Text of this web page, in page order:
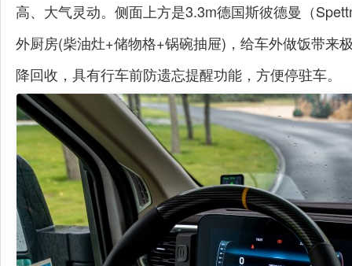
高、 大气灵动。侧面上方是3.3m德国斯彼德曼（
外厨房(柴油灶+储物格+锅碗抽屉) ，给车外做饭带来
降回收，具有行车前防遗忘提醒功能 ，方便停驻车。